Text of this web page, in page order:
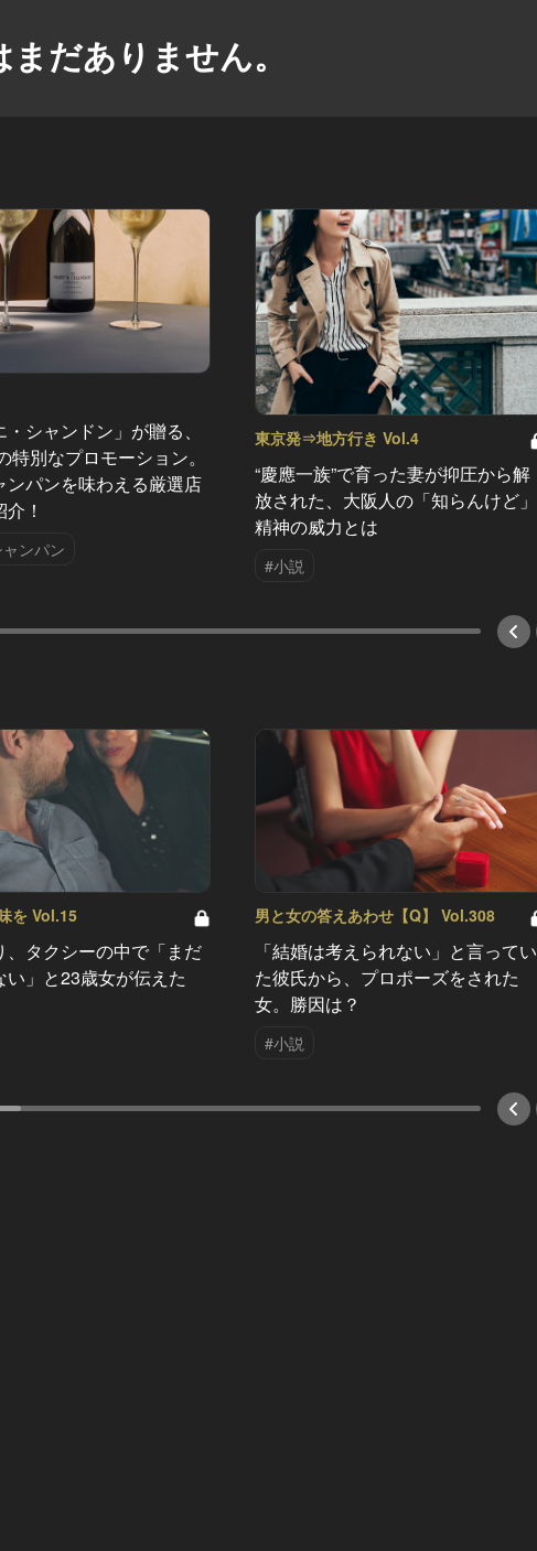
だありません。
シャンドン」が贈る、
特別なプロモーション。
ンパンを味わえる厳選店
！
ンパン
東京発⇒地方行き Vol.4
“慶應一族”で育った妻が抑圧から解
放された、大阪人の「知らんけど」
精神の威力とは
#小説
を Vol.15
、タクシーの中で「まだ
い」と23歳女が伝えた
男と女の答えあわせ【Q】 Vol.308
「結婚は考えられない」と言ってい
た彼氏から、プロポーズをされた
女。勝因は？
#小説